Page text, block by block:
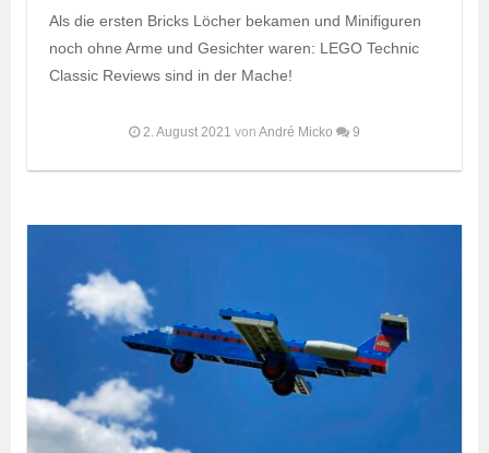
Als die ersten Bricks Löcher bekamen und Minifiguren
noch ohne Arme und Gesichter waren: LEGO Technic
Classic Reviews sind in der Mache!
2. August 2021 von André Micko 9